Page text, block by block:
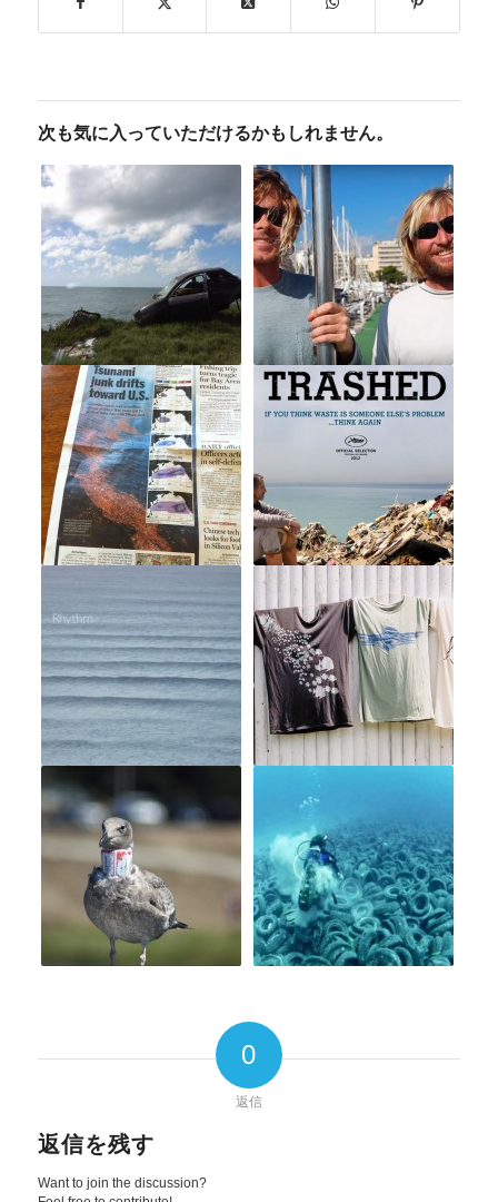
次も気に入っていただけるかもしれません。
0
返信
返信を残す
Want to join the discussion?